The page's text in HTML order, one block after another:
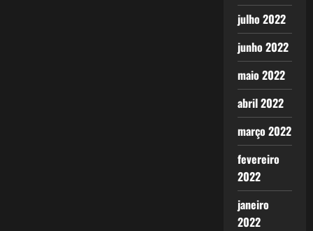
julho 2022
junho 2022
maio 2022
abril 2022
março 2022
fevereiro
2022
janeiro
2022